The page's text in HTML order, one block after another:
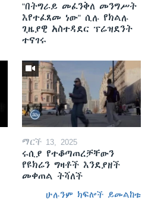
"በትግራይ መፈንቅለ መንግሥት
እየተፈጸመ ነው" ሲሉ የክልሉ
ጊዜያዊ አስተዳደር ፕሬዝደንት
ተናገሩ
ማርች 13, 2025
ሩሲያ የተቆጣጠረቻቸውን
የዩክሬን ግዛቶች እንደያዘች
መቀጠል ትሻለች
ሁሉንም ክፍሎች ይመልከቱ